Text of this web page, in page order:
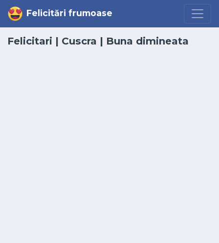
Felicitări frumoase
Felicitari | Cuscra | Buna dimineata